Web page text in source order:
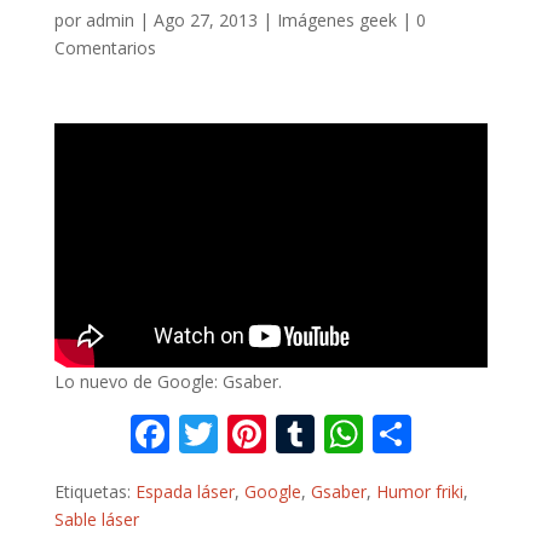
por admin | Ago 27, 2013 | Imágenes geek| 0
Comentarios
Lo nuevo de Google: Gsaber.
F
ac
e
T
w
itt
Pi
nt
er
T
u
m
W
h
at
o
m
Etiquetas: Espada láser, Google, Gsaber, Humor friki,
Sable láser